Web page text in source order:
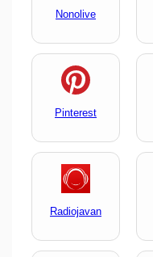
Nonolive
Pinterest
Radiojavan